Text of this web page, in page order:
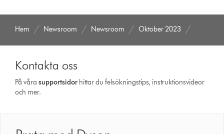
Hem Newsroom Newsroom Oktober 2023
Kontakta oss
På vårasupport­sidor hittar du felsökningstips, instruktionsvideor
och mer.